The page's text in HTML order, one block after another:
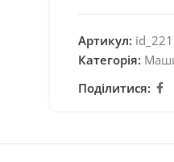
Артикул:
Категорія:
Поділитися: